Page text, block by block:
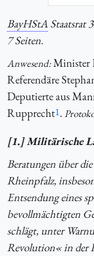
BayHStA Staatsrat
7 Seiten.
Anwesend:Minister
Referendäre
Deputierte aus
Rupprecht1.
[1.] Militärische
Beratungen über
Rheinpfalz,
Entsendung eines
bevollmächtigten
schlägt, unter
Revolution« in der